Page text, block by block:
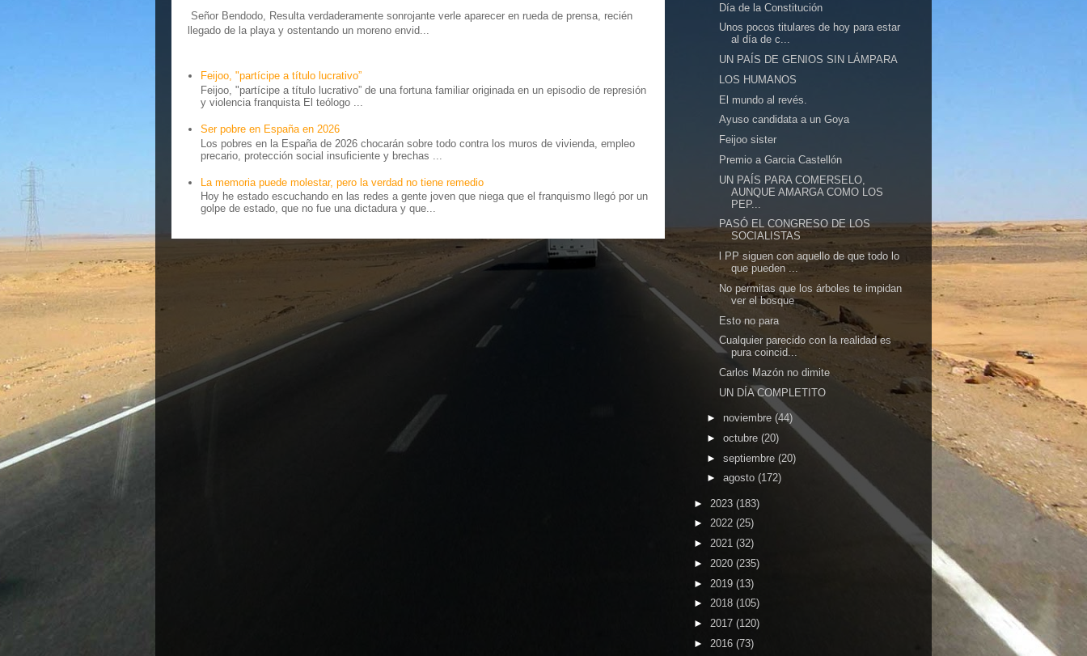
Señor Bendodo, Resulta verdaderamente sonrojante verle aparecer en rueda de prensa, recién
llegado de la playa y ostentando un moreno envid...
Feijoo, "partícipe a título lucrativo”
Feijoo, "partícipe a título lucrativo” de una fortuna familiar originada en un episodio de represión
y violencia franquista El teólogo ...
Ser pobre en España en 2026
Los pobres en la España de 2026 chocarán sobre todo contra los muros de vivienda, empleo
precario, protección social insuficiente y brechas ...
La memoria puede molestar, pero la verdad no tiene remedio
Hoy he estado escuchando en las redes a gente joven que niega que el franquismo llegó por un
golpe de estado, que no fue una dictadura y que...
Día de la Constitución
Unos pocos titulares de hoy para estar
al día de c...
UN PAÍS DE GENIOS SIN LÁMPARA
LOS HUMANOS
El mundo al revés.
Ayuso candidata a un Goya
Feijoo sister
Premio a Garcia Castellón
UN PAÍS PARA COMERSELO,
AUNQUE AMARGA COMO LOS
PEP...
PASÓ EL CONGRESO DE LOS
SOCIALISTAS
l PP siguen con aquello de que todo lo
que pueden ...
No permitas que los árboles te impidan
ver el bosque
Esto no para
Cualquier parecido con la realidad es
pura coincid...
Carlos Mazón no dimite
UN DÍA COMPLETITO
► noviembre (44)
► octubre (20)
► septiembre (20)
► agosto (172)
► 2023 (183)
► 2022 (25)
► 2021 (32)
► 2020 (235)
► 2019 (13)
► 2018 (105)
► 2017 (120)
► 2016 (73)